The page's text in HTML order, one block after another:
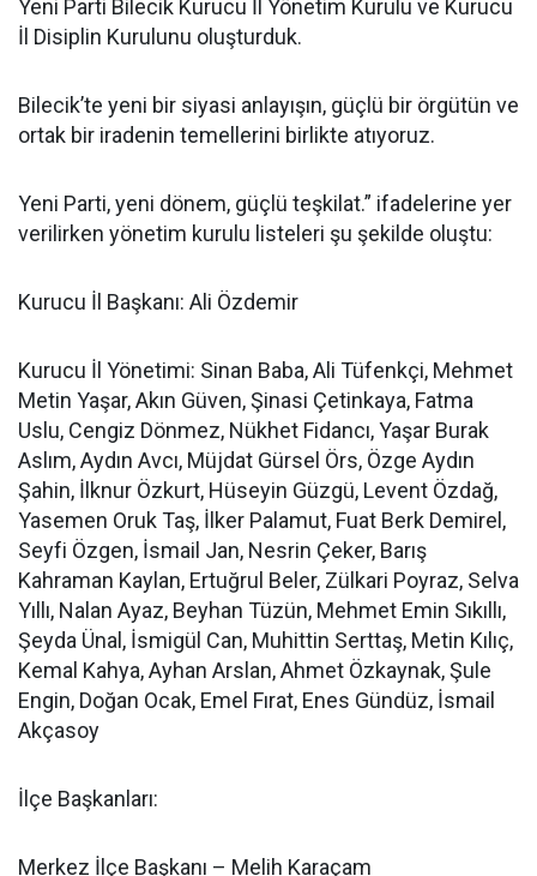
Yeni Parti Bilecik Kurucu İl Yönetim Kurulu ve Kurucu
İl Disiplin Kurulunu oluşturduk.
Bilecik’te yeni bir siyasi anlayışın, güçlü bir örgütün ve
ortak bir iradenin temellerini birlikte atıyoruz.
Yeni Parti, yeni dönem, güçlü teşkilat.” ifadelerine yer
verilirken yönetim kurulu listeleri şu şekilde oluştu:
Kurucu İl Başkanı: Ali Özdemir
Kurucu İl Yönetimi: Sinan Baba, Ali Tüfenkçi, Mehmet
Metin Yaşar, Akın Güven, Şinasi Çetinkaya, Fatma
Uslu, Cengiz Dönmez, Nükhet Fidancı, Yaşar Burak
Aslım, Aydın Avcı, Müjdat Gürsel Örs, Özge Aydın
Şahin, İlknur Özkurt, Hüseyin Güzgü, Levent Özdağ,
Yasemen Oruk Taş, İlker Palamut, Fuat Berk Demirel,
Seyfi Özgen, İsmail Jan, Nesrin Çeker, Barış
Kahraman Kaylan, Ertuğrul Beler, Zülkari Poyraz, Selva
Yıllı, Nalan Ayaz, Beyhan Tüzün, Mehmet Emin Sıkıllı,
Şeyda Ünal, İsmigül Can, Muhittin Serttaş, Metin Kılıç,
Kemal Kahya, Ayhan Arslan, Ahmet Özkaynak, Şule
Engin, Doğan Ocak, Emel Fırat, Enes Gündüz, İsmail
Akçasoy
İlçe Başkanları:
Merkez İlçe Başkanı – Melih Karaçam